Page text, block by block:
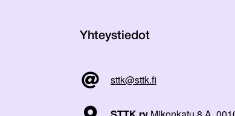
Yhteystiedot
sttk@sttk.fi